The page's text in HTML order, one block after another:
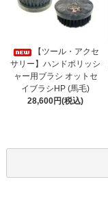
【ツール・アクセ
サリー】ハンドポリッシ
ャー用ブラシ オットセ
イブラシHP (馬毛)
28,600円(税込)